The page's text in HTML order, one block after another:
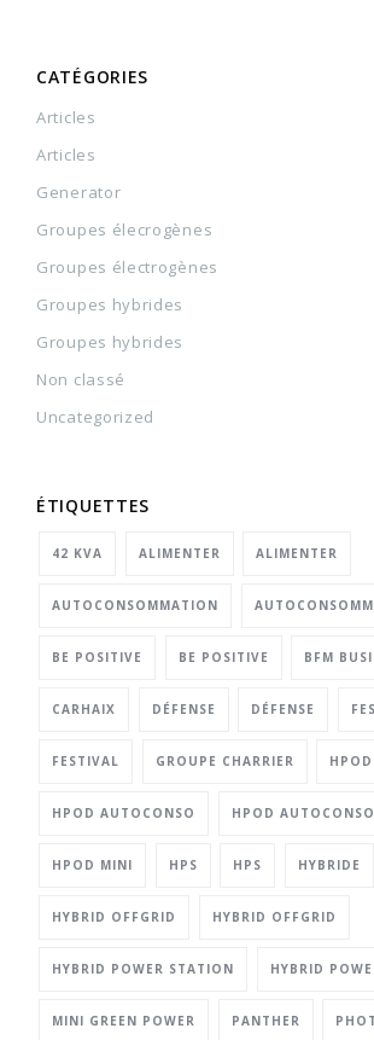
CATÉGORIES
Articles
Articles
Generator
Groupes élecrogènes
Groupes électrogènes
Groupes hybrides
Groupes hybrides
Non classé
Uncategorized
ÉTIQUETTES
42 KVA ALIMENTER ALIMENTER
AUTOCONSOMMATION
BE POSITIVE BE POSITIVE BFM
CARHAIX DÉFENSE DÉFENSE
FESTIVAL GROUPE CHARRIER HPOD
HPOD AUTOCONSO HPOD AUTOCONSO
HPOD MINI HPS HPS HYBRIDE
HYBRID OFFGRID HYBRID OFFGRID
HYBRID POWER STATION HYBRID
MINI GREEN POWER PANTHER